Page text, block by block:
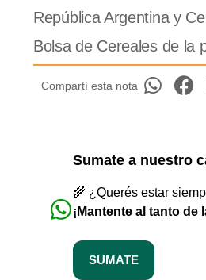
República Argentina y
Bolsa de Cereales de la
Compartí esta nota
Sumate a nuestro
🌾 ¿Querés estar
¡Mantente al tanto
SUMATE